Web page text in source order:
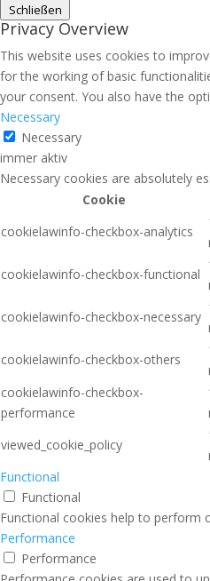
Schließen
Privacy Overview
This website uses cookies to
for the working of basic
your consent. You also have the
Necessary
Necessary
immer aktiv
Necessary cookies are absolutely
Cookie
cookielawinfo-checkbox-analytics
cookielawinfo-checkbox-functional
cookielawinfo-checkbox-necessary
cookielawinfo-checkbox-others
cookielawinfo-checkbox-
performance
viewed_cookie_policy
Functional
Functional
Functional cookies help to perform
Performance
Performance